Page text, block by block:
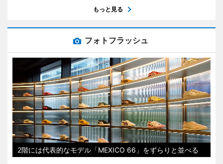
もっと見る
フォトフラッシュ
2階には代表的なモデル「MEXICO 66」をずらりと並べる